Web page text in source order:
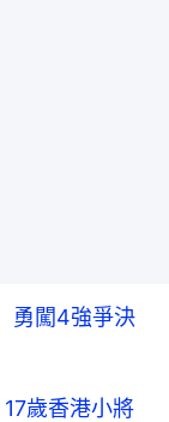
勇闖4強爭決
歲香港小將